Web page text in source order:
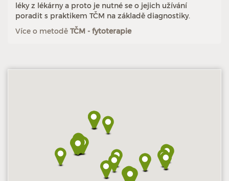
léky z lékárny a proto je nutné se o jejich užívání
poradit s praktikem TČM na základě diagnostiky.
Více o metodě TČM - fytoterapie
Hodnoceno: 3×